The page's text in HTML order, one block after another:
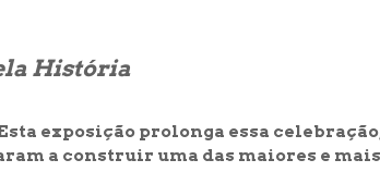
História
exposição prolonga essa
a construir uma das maiores e